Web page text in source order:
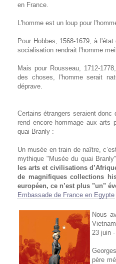
en France.
L'homme est un loup pour
Pour Hobbes, 1568-1679, à
socialisation rendrait l'homme
Mais pour Rousseau, 1712-
des choses, l'homme serait
déprave.
Certains étrangers seraient
rend encore hommage aux arts
quai Branly :
Un musée en train de naître,
mythique "Musée du quai
les arts et civilisations
de magnifiques collections
européen, ce n’est plus "un"
Embassade de France en Egypte
Nous
23 juin
père